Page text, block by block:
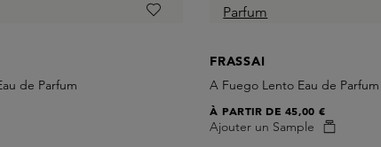
de Parfum
FRASSAI
A Fuego Lento Eau de Parfum
Ajouter un Sample
À PARTIR DE45,00 €